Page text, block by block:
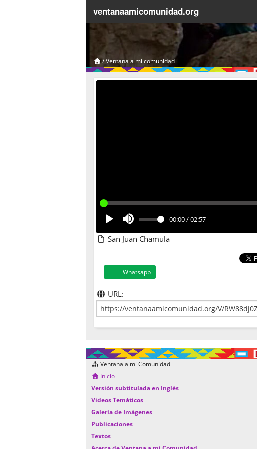
ventanaamicomunidad.org
/Ventana a mi comunidad
00:00/02:57
San Juan Chamula
Whatsapp
URL:
Ventana a mi Comunidad
Inicio
Versión subtitulada en Inglés
Videos Temáticos
Galería de Imágenes
Publicaciones
Textos